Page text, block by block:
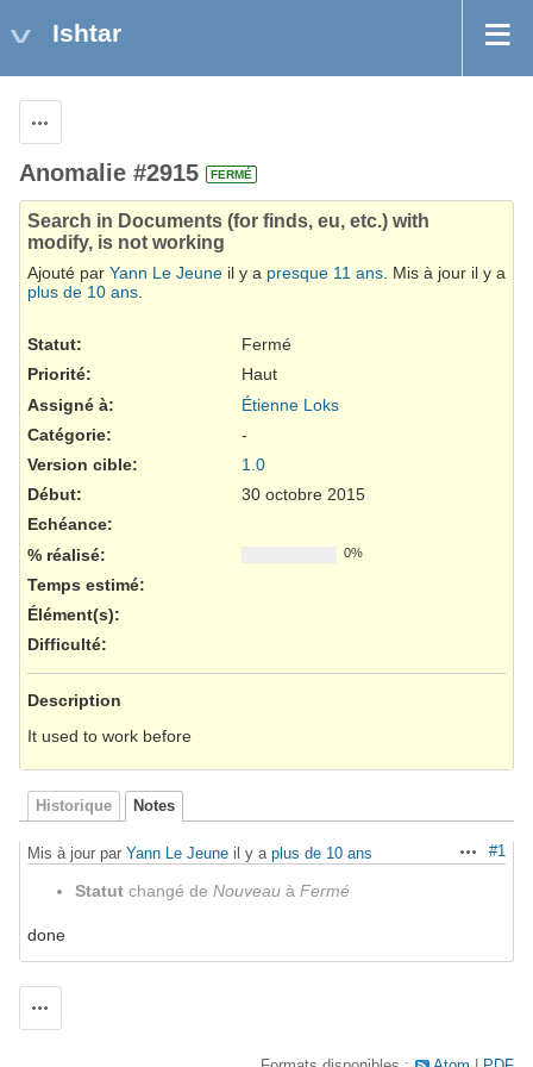
Ishtar
Anomalie #2915 FERMÉ
Search in Documents (for finds, eu, etc.) with
modify, is not working
Ajouté par Yann Le Jeune il y a presque 11 ans. Mis à jour il y a
plus de 10 ans.
Statut:
Fermé
Priorité:
Haut
Assigné à:
Étienne Loks
Catégorie:
-
Version cible:
1.0
Début:
30 octobre 2015
Echéance:
% réalisé:
0%
Temps estimé:
Élément(s):
Difficulté:
Description
It used to work before
Historique Notes
Actions
#1
Mis à jour par Yann Le Jeune il y a plus de 10 ans
Statut changé de Nouveau à Fermé
done